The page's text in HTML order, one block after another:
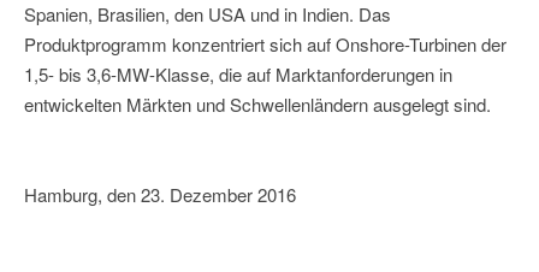
Spanien, Brasilien, den USA und in Indien. Das
Produktprogramm konzentriert sich auf Onshore-Turbinen der
1,5- bis 3,6-MW-Klasse, die auf Marktanforderungen in
entwickelten Märkten und Schwellenländern ausgelegt sind.
Hamburg, den 23. Dezember 2016